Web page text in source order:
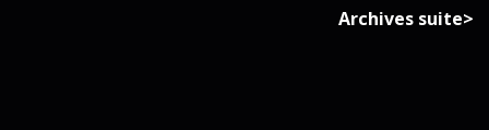
Archives suite>